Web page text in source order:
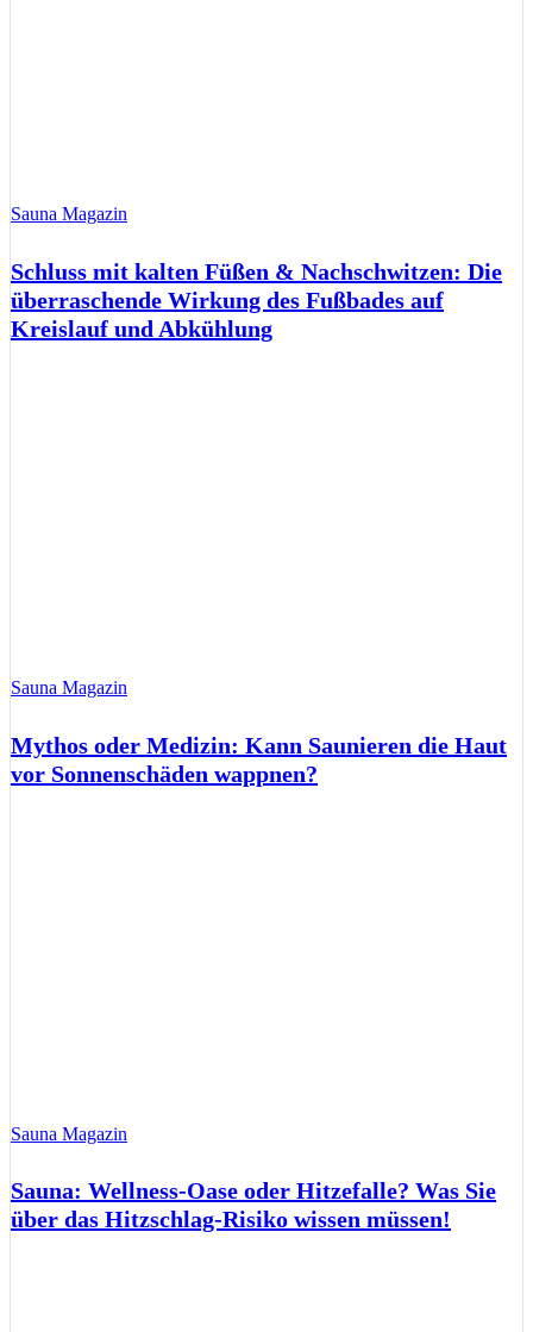
Sauna Magazin
Schluss mit kalten Füßen & Nachschwitzen: Die
überraschende Wirkung des Fußbades auf
Kreislauf und Abkühlung
Sauna Magazin
Mythos oder Medizin: Kann Saunieren die Haut
vor Sonnenschäden wappnen?
Sauna Magazin
Sauna: Wellness-Oase oder Hitzefalle? Was Sie
über das Hitzschlag-Risiko wissen müssen!